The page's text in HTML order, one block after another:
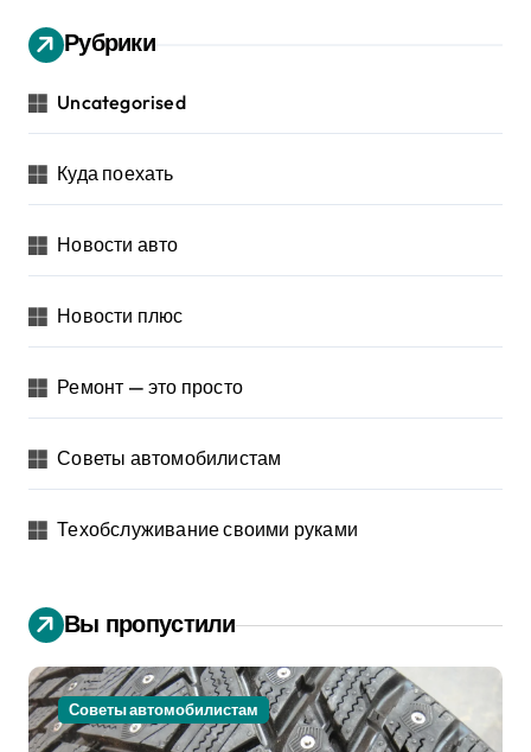
Рубрики
Uncategorised
Куда поехать
Новости авто
Новости плюс
Ремонт — это просто
Советы автомобилистам
Техобслуживание своими руками
Вы пропустили
Советы автомобилистам